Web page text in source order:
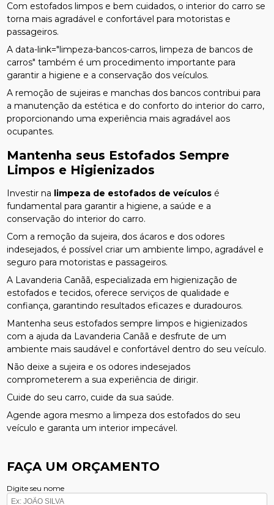
Com estofados limpos e bem cuidados, o interior do carro se
torna mais agradável e confortável para motoristas e
passageiros.
A data-link="limpeza-bancos-carros, limpeza de bancos de
carros" também é um procedimento importante para
garantir a higiene e a conservação dos veículos.
A remoção de sujeiras e manchas dos bancos contribui para
a manutenção da estética e do conforto do interior do carro,
proporcionando uma experiência mais agradável aos
ocupantes.
Mantenha seus Estofados Sempre
Limpos e Higienizados
Investir na limpeza de estofados de veículos é
fundamental para garantir a higiene, a saúde e a
conservação do interior do carro.
Com a remoção da sujeira, dos ácaros e dos odores
indesejados, é possível criar um ambiente limpo, agradável e
seguro para motoristas e passageiros.
A Lavanderia Canãã, especializada em higienização de
estofados e tecidos, oferece serviços de qualidade e
confiança, garantindo resultados eficazes e duradouros.
Mantenha seus estofados sempre limpos e higienizados
com a ajuda da Lavanderia Canãã e desfrute de um
ambiente mais saudável e confortável dentro do seu veículo.
Não deixe a sujeira e os odores indesejados
comprometerem a sua experiência de dirigir.
Cuide do seu carro, cuide da sua saúde.
Agende agora mesmo a limpeza dos estofados do seu
veículo e garanta um interior impecável.
FAÇA UM ORÇAMENTO
Digite seu nome